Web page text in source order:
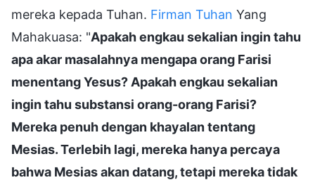
mereka kepada Tuhan. Firman Tuhan Yang
Mahakuasa: "Apakah engkau sekalian ingin tahu
apa akar masalahnya mengapa orang Farisi
menentang Yesus? Apakah engkau sekalian
ingin tahu substansi orang-orang Farisi?
Mereka penuh dengan khayalan tentang
Mesias. Terlebih lagi, mereka hanya percaya
bahwa Mesias akan datang, tetapi mereka tidak